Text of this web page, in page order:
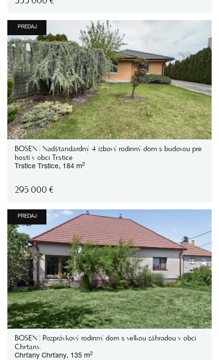
PREDAJ
BOSEN | Nadštandardný 4 izbový rodinný dom s budovou pre
hostí v obci Trstice
Trstice Trstice, 184 m2
295 000 €
PREDAJ
BOSEN | Rozprávkový rodinný dom s velkou záhradou v obci
Chrtany.
Chrťany Chrťany, 135 m2